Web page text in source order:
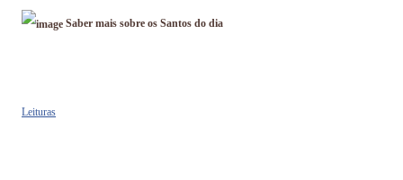
Saber mais sobre os Santos do dia
Leituras